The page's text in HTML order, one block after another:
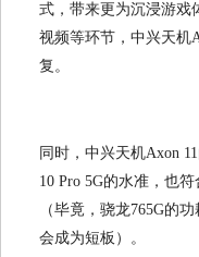
式，带来更为沉浸游戏
视频等环节，中兴天机
复。
同时，中兴天机Axon
10 Pro 5G的水准，也
（毕竟，骁龙765G的
会成为短板）。